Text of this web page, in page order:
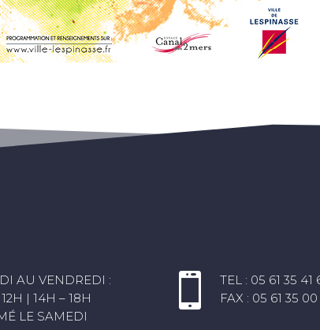
AU VENDREDI :
| 14H – 18H
LE SAMEDI

TEL : 05 61 35 41
FAX : 05 61 35